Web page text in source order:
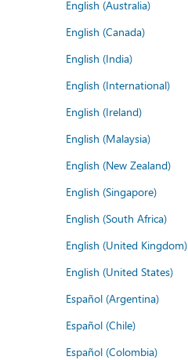
English (Australia)
English (Canada)
English (India)
English (International)
English (Ireland)
English (Malaysia)
English (New Zealand)
English (Singapore)
English (South Africa)
English (United Kingdom)
English (United States)
Español (Argentina)
Español (Chile)
Español (Colombia)